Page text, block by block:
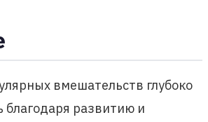
вмешательств глубоко
благодаря развитию и